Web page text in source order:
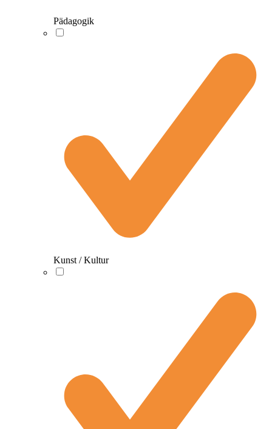
Pädagogik
Kunst / Kultur